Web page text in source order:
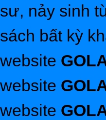
sư, nảy sinh
sách bất kỳ
website
website
website